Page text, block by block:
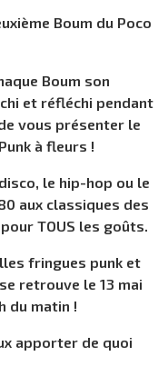
Boum du Poco
Boum son
et réfléchi pendant
vous présenter le
à fleurs !
le hip-hop ou le
aux classiques des
TOUS les goûts.
fringues punk et
retrouve le 13 mai
du matin !
apporter de quoi